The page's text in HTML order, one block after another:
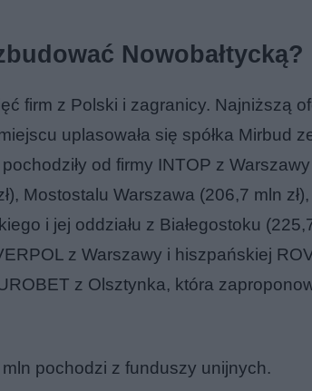
Nowobałtycką?
firm z Polski i zagranicy. Najniższą
uplasowała się spółka Mirbud
od firmy INTOP z
Mostostalu Warszawa (206,7 mln
i jej oddziału z Białegostoku
z Warszawy i hiszpańskiej
z Olsztynka, która
pochodzi z funduszy unijnych.